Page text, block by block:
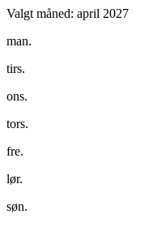
Valgt måned: april 2027
man.
tirs.
ons.
tors.
fre.
lør.
søn.